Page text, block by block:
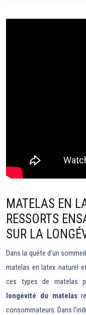
MATELAS EN
RESSORTS
SUR LA
Dans la quête d’un
matelas en latex naturel
ces types de matelas
longévité du matelas
consommateurs. Dans